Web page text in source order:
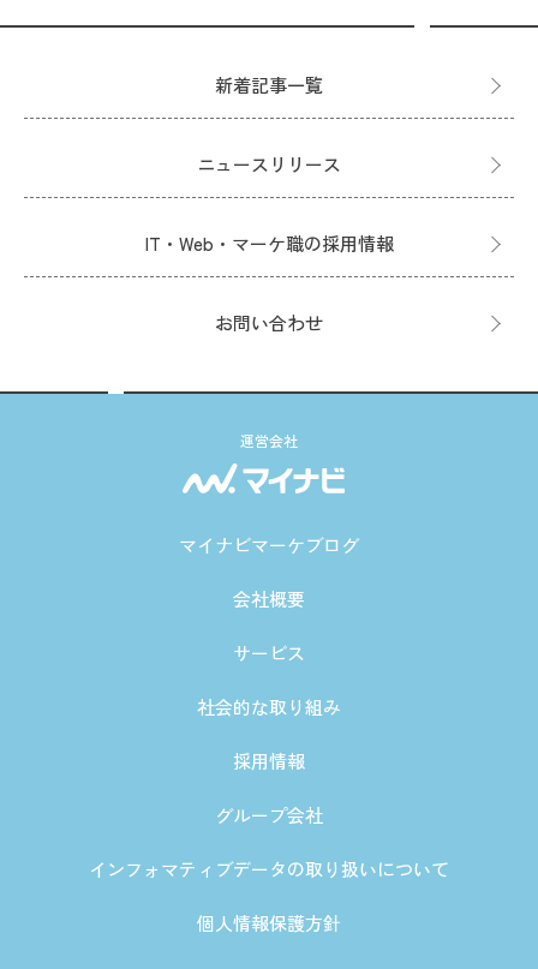
新着記事一覧
ニュースリリース
IT・Web・マーケ職の採用情報
お問い合わせ
運営会社
マイナビマーケブログ
会社概要
サービス
社会的な取り組み
採用情報
グループ会社
インフォマティブデータの取り扱いについて
個人情報保護方針